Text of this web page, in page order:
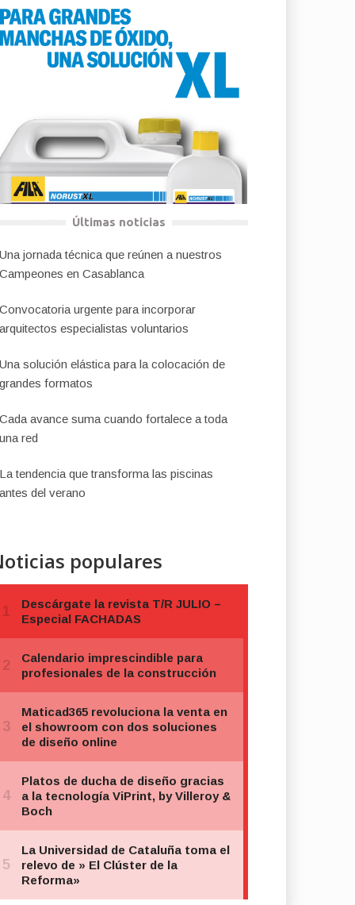
Últimas noticias
Una jornada técnica que reúnen a nuestros
Campeones en Casablanca
Convocatoria urgente para incorporar
arquitectos especialistas voluntarios
Una solución elástica para la colocación de
grandes formatos
Cada avance suma cuando fortalece a toda
una red
La tendencia que transforma las piscinas
antes del verano
populares